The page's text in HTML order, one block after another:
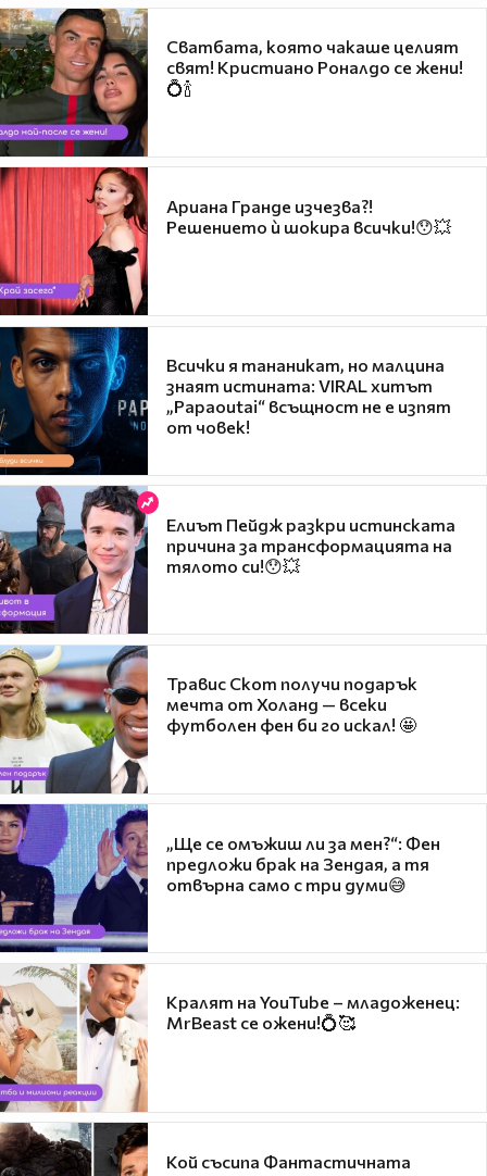
Сватбата, която чакаше целият
свят! Кристиано Роналдо се жени!
💍🍾
Ариана Гранде изчезва?!
Решението ѝ шокира всички!😯💥
Всички я тананикат, но малцина
знаят истината: VIRAL хитът
„Papaoutai“ всъщност не е изпят
от човек!
Елиът Пейдж разкри истинската
причина за трансформацията на
тялото си!😯💥
Травис Скот получи подарък
мечта от Холанд — всеки
футболен фен би го искал! 🤩
„Ще се омъжиш ли за мен?“: Фен
предложи брак на Зендая, а тя
отвърна само с три думи😅
Кралят на YouTube – младоженец:
MrBeast се ожени!💍🥰
Кой съсипа Фантастичната